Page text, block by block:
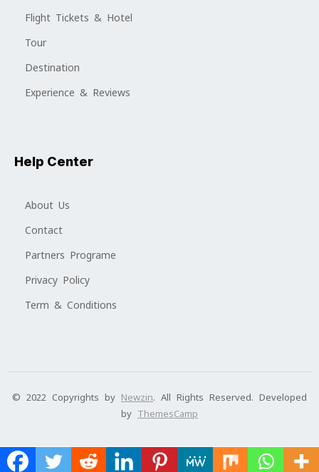
Flight Tickets & Hotel
Tour
Destination
Experience & Reviews
Help Center
About Us
Contact
Partners Programe
Privacy Policy
Term & Conditions
© 2022 Copyrights by Newzin. All Rights Reserved. Developed
by ThemesCamp